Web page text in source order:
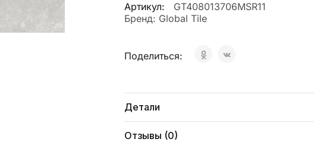
Артикул:
GT408013706MSR11
Бренд: Global Tile
Поделиться:
Детали
Отзывы (0)